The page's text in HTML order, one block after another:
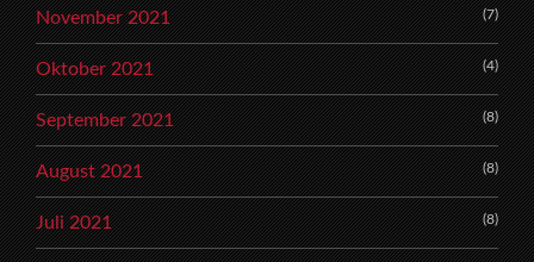
November 2021 (7)
Oktober 2021 (4)
September 2021 (8)
August 2021 (8)
Juli 2021 (8)